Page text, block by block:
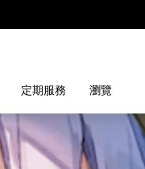
定期服務 瀏覽